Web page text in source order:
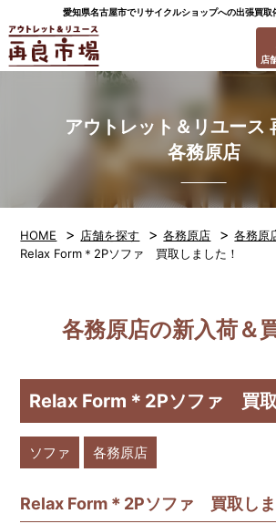
愛知県名古屋市でリサイクルショップへの出張買取
店
アウトレット＆リユース
各務原店
HOME > 店舗を探す >各務原店 >各務原
Relax Form＊2Pソファ 買取しました！
各務原店の新入荷＆
Relax Form＊2Pソファ 買取
ソファ 各務原店
Relax Form＊2Pソファ 買取しま